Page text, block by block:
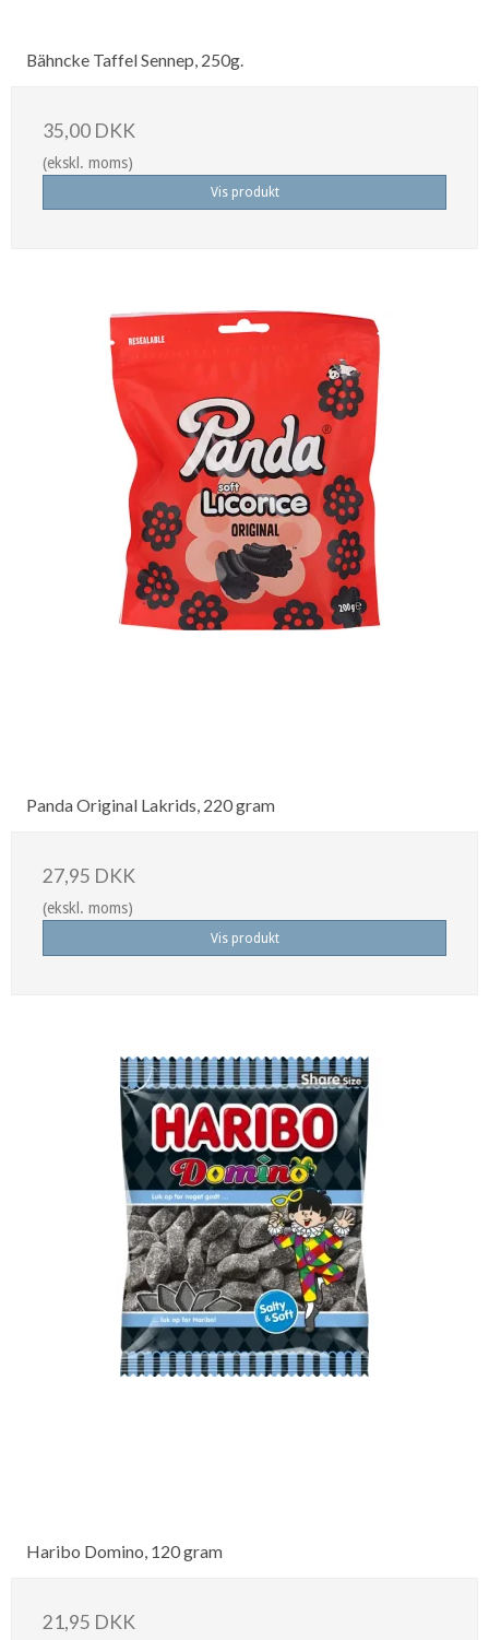
Bähncke Taffel Sennep, 250g.
35,00 DKK
(ekskl. moms)
Vis produkt
Panda Original Lakrids, 220 gram
27,95 DKK
(ekskl. moms)
Vis produkt
Haribo Domino, 120 gram
21,95 DKK